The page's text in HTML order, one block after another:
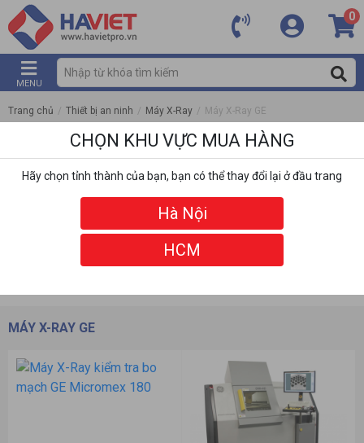
0
MENU
Trang chủ / Thiết bị an ninh / Máy X-Ray / Máy X-Ray GE
MÁY X-RAY GE
CHỌN KHU VỰC MUA HÀNG
Hãy chọn tỉnh thành của bạn, bạn có thể thay đổi lại ở đầu trang
Hà Nội
HCM